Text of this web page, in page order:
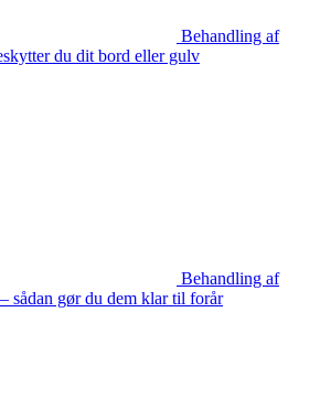
Behandling af
du dit bord eller gulv
Behandling af
sådan gør du dem klar til forår